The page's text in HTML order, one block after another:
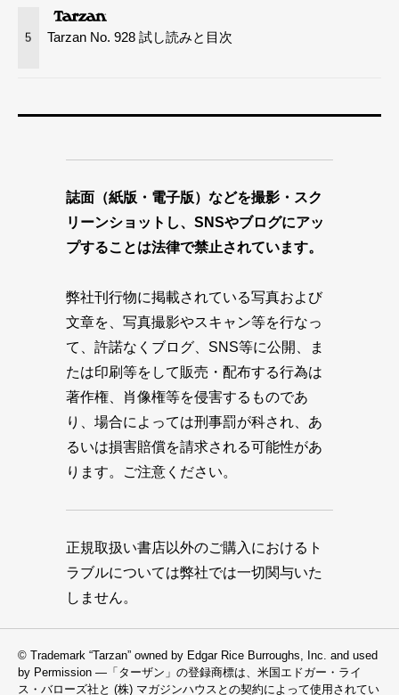
5 Tarzan No. 928 試し読みと目次
誌面（紙版・電子版）などを撮影・スク
リーンショットし、SNSやブログにアッ
プすることは法律で禁止されています。
弊社刊行物に掲載されている写真および
文章を、写真撮影やスキャン等を行なっ
て、許諾なくブログ、SNS等に公開、ま
たは印刷等をして販売・配布する行為は
著作権、肖像権等を侵害するものであ
り、場合によっては刑事罰が科され、あ
るいは損害賠償を請求される可能性があ
ります。ご注意ください。
正規取扱い書店以外のご購入におけるト
ラブルについては弊社では一切関与いた
しません。
© Trademark “Tarzan” owned by Edgar Rice Burroughs, Inc. and used
by Permission —「ターザン」の登録商標は、米国エドガー・ライ
ス・バローズ社と (株) マガジンハウスとの契約によって使用されてい